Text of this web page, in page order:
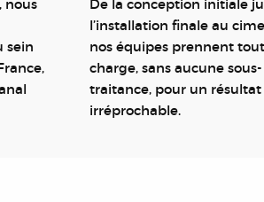
nous
sein
De la conception initiale
l’installation finale au
nos équipes prennent
charge, sans aucune sous-
traitance, pour un résultat
irréprochable.